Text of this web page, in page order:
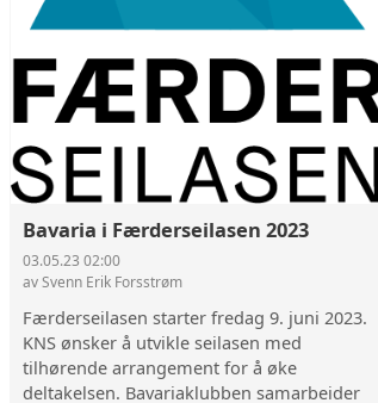
Bavaria i Færderseilasen 2023
03.05.23 02:00
av Svenn Erik Forsstrøm
Færderseilasen starter fredag 9. juni 2023.
KNS ønsker å utvikle seilasen med
tilhørende arrangement for å øke
deltakelsen. Bavariaklubben samarbeider